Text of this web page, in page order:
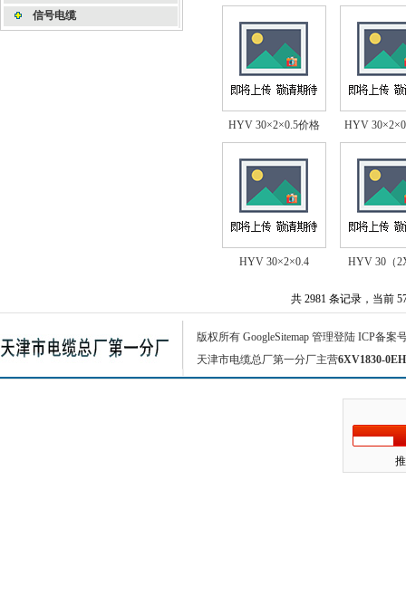
信号电缆
HYV 30×2×0.5价格 HYV
HYV 30×2×0.4 HYV 30（
共 2981 条记录，当前
版权所有 GoogleSitemap 管理登陆 ICP备案
天津市电缆总厂第一分厂主营6XV1830-